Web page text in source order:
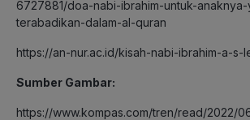
6727881/doa-nabi-ibrahim-untuk-
terabadikan-dalam-al-quran
https://an-nur.ac.id/kisah-nabi-ibrahim-a-s-
Sumber Gambar:
https://www.kompas.com/tren/read/2022/